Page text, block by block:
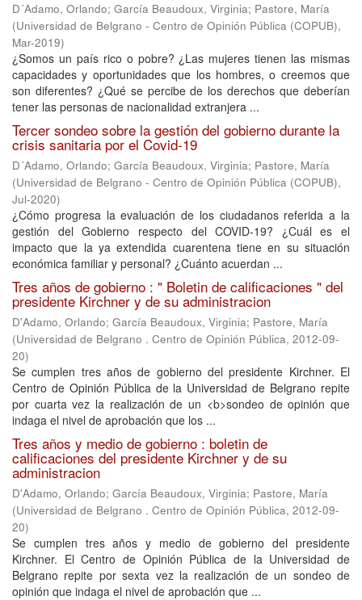
D´Adamo, Orlando; García Beaudoux, Virginia; Pastore, María
(Universidad de Belgrano - Centro de Opinión Pública (COPUB),
Mar-2019)
¿Somos un país rico o pobre? ¿Las mujeres tienen las mismas
capacidades y oportunidades que los hombres, o creemos que
son diferentes? ¿Qué se percibe de los derechos que deberían
tener las personas de nacionalidad extranjera ...
Tercer sondeo sobre la gestión del gobierno durante la
crisis sanitaria por el Covid-19
D´Adamo, Orlando; García Beaudoux, Virginia; Pastore, María
(Universidad de Belgrano - Centro de Opinión Pública (COPUB),
Jul-2020)
¿Cómo progresa la evaluación de los ciudadanos referida a la
gestión del Gobierno respecto del COVID-19? ¿Cuál es el
impacto que la ya extendida cuarentena tiene en su situación
económica familiar y personal? ¿Cuánto acuerdan ...
Tres años de gobierno : " Boletin de calificaciones " del
presidente Kirchner y de su administracion
D'Adamo, Orlando; García Beaudoux, Virginia; Pastore, María
(Universidad de Belgrano . Centro de Opinión Pública, 2012-09-
20)
Se cumplen tres años de gobierno del presidente Kirchner. El
Centro de Opinión Pública de la Universidad de Belgrano repite
por cuarta vez la realización de un <b>sondeo de opinión que
indaga el nivel de aprobación que los ...
Tres años y medio de gobierno : boletin de
calificaciones del presidente Kirchner y de su
administracion
D'Adamo, Orlando; García Beaudoux, Virginia; Pastore, María
(Universidad de Belgrano . Centro de Opinión Pública, 2012-09-
20)
Se cumplen tres años y medio de gobierno del presidente
Kirchner. El Centro de Opinión Pública de la Universidad de
Belgrano repite por sexta vez la realización de un sondeo de
opinión que indaga el nivel de aprobación que ...